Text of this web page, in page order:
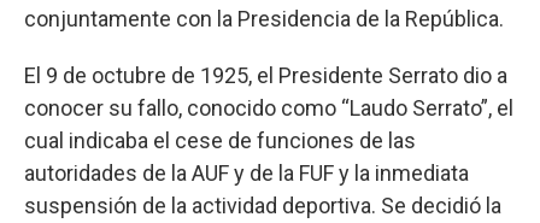
conjuntamente con la Presidencia de la República.
El 9 de octubre de 1925, el Presidente Serrato dio a
conocer su fallo, conocido como “Laudo Serrato”, el
cual indicaba el cese de funciones de las
autoridades de la AUF y de la FUF y la inmediata
suspensión de la actividad deportiva. Se decidió la